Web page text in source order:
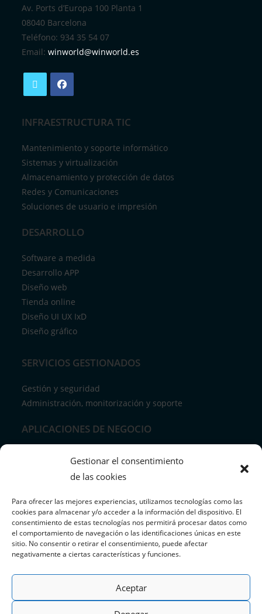
Gestionar el consentimiento
de las cookies
Para ofrecer las mejores experiencias, utilizamos tecnologías como las
cookies para almacenar y/o acceder a la información del dispositivo. El
consentimiento de estas tecnologías nos permitirá procesar datos como
el comportamiento de navegación o las identificaciones únicas en este
sitio. No consentir o retirar el consentimiento, puede afectar
negativamente a ciertas características y funciones.
Aceptar
Av. Ports d’Europa 100 Planta 1
08040 Barcelona
Teléfono: 934 35 54 07
Email:winworld@winworld.es
INFRAESTRUCTURA TIC
Mantenimiento y soporte informático
Sistemas y virtualización
Almacenamiento y protección de datos
Redes y Comunicaciones
Soluciones de usuario e impresión
DESARROLLO
Software a medida
Desarrollo APP
Diseño web
Tienda online
Diseño UI UX IxD
Diseño gráfico
SERVICIOS GESTIONADOS
Gestión y seguridad
Administración, monitorización y soporte
APLICACIONES DE NEGOCIO
CashDro
HioPOS
HOSTING & DOMINIOS